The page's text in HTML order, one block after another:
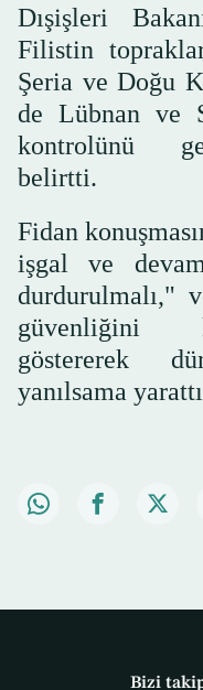
Dışişleri
Filistin
Şeria ve Doğu
de Lübnan ve
kontrolünü
belirtti.
Fidan
işgal ve
durdurulmalı,"
güvenliğini
göstererek
yanılsama
Bizi